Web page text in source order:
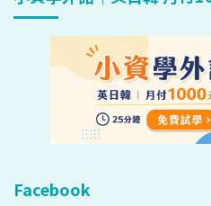
Facebook